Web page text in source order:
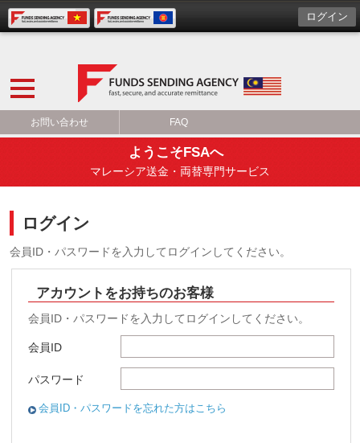
お問い合わせ FAQ
ログイン
ようこそFSAへ
マレーシア送金・両替専門サービス
ログイン
会員ID・パスワードを入力してログインしてください。
アカウントをお持ちのお客様
会員ID・パスワードを入力してログインしてください。
会員ID
パスワード
会員ID・パスワードを忘れた方はこちら